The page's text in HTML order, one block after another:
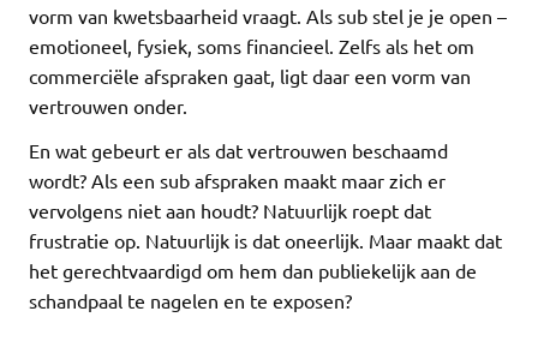
vorm van kwetsbaarheid vraagt. Als sub stel je je open –
emotioneel, fysiek, soms financieel. Zelfs als het om
commerciële afspraken gaat, ligt daar een vorm van
vertrouwen onder.
En wat gebeurt er als dat vertrouwen beschaamd
wordt? Als een sub afspraken maakt maar zich er
vervolgens niet aan houdt? Natuurlijk roept dat
frustratie op. Natuurlijk is dat oneerlijk. Maar maakt dat
het gerechtvaardigd om hem dan publiekelijk aan de
schandpaal te nagelen en te exposen?